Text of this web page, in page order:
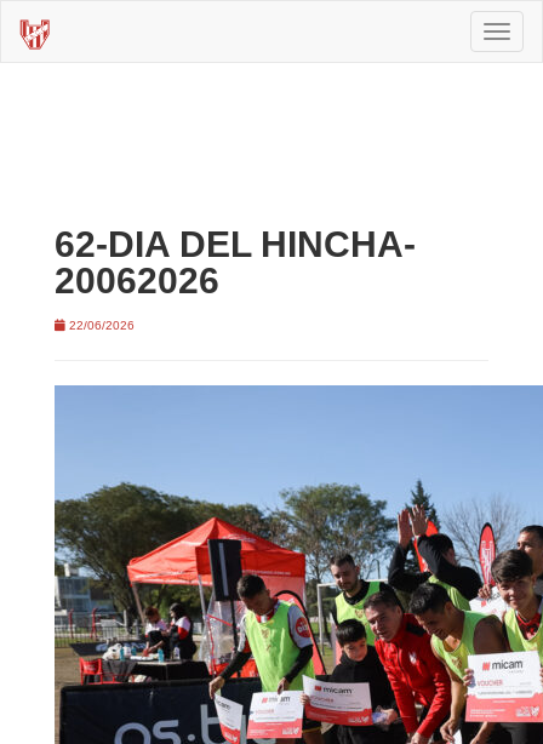
62-DIA DEL HINCHA-
20062026
22/06/2026